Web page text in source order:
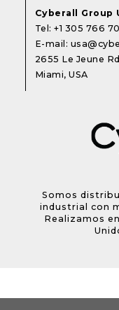
Cyberall Group
Tel:+1 305 766
E-mail:
2655 Le Jeune
Miami, USA
Somos
industrial con
Realizamos